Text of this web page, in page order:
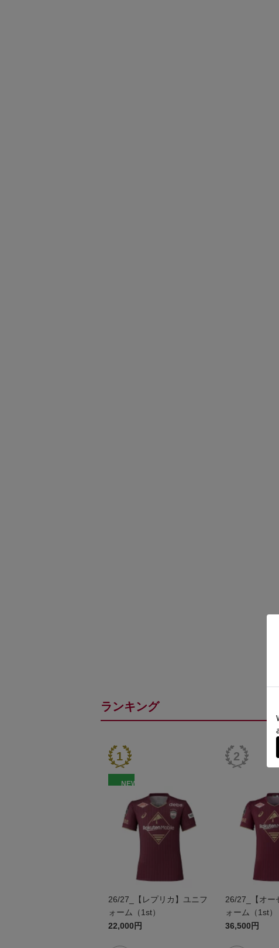
ランキング
NEW
26/27_【レプリカ】ユニフ
ォーム（1st）
22,000円
26/27_【オー
ォーム（1st）
36,500円